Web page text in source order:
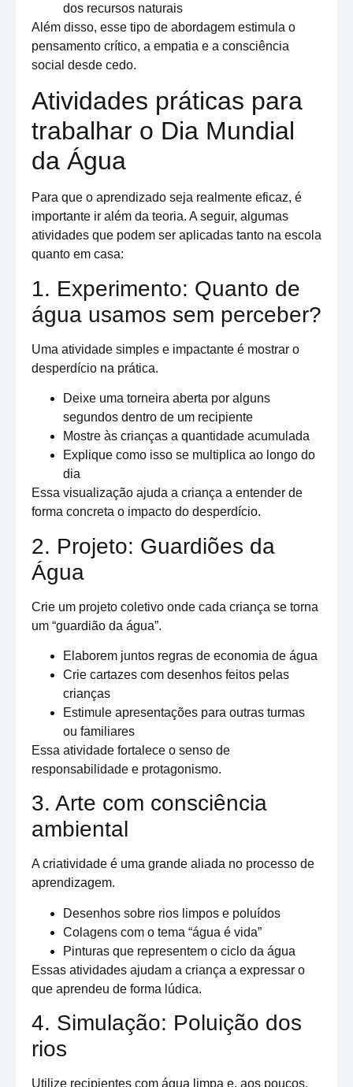
dos recursos naturais
Além disso, esse tipo de abordagem estimula o
pensamento crítico, a empatia e a consciência
social desde cedo.
Atividades práticas para
trabalhar o Dia Mundial
da Água
Para que o aprendizado seja realmente eficaz, é
importante ir além da teoria. A seguir, algumas
atividades que podem ser aplicadas tanto na escola
quanto em casa:
1. Experimento: Quanto de
água usamos sem perceber?
Uma atividade simples e impactante é mostrar o
desperdício na prática.
Deixe uma torneira aberta por alguns
segundos dentro de um recipiente
Mostre às crianças a quantidade acumulada
Explique como isso se multiplica ao longo do
dia
Essa visualização ajuda a criança a entender de
forma concreta o impacto do desperdício.
2. Projeto: Guardiões da
Água
Crie um projeto coletivo onde cada criança se torna
um “guardião da água”.
Elaborem juntos regras de economia de água
Crie cartazes com desenhos feitos pelas
crianças
Estimule apresentações para outras turmas
ou familiares
Essa atividade fortalece o senso de
responsabilidade e protagonismo.
3. Arte com consciência
ambiental
A criatividade é uma grande aliada no processo de
aprendizagem.
Desenhos sobre rios limpos e poluídos
Colagens com o tema “água é vida”
Pinturas que representem o ciclo da água
Essas atividades ajudam a criança a expressar o
que aprendeu de forma lúdica.
4. Simulação: Poluição dos
rios
Utilize recipientes com água limpa e, aos poucos,